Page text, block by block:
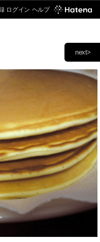
ログイン ヘルプ
next>